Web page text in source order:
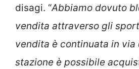
disagi. “Abbiamo dovuto
vendita attraverso gli
vendita è continuata in via
stazione è possibile